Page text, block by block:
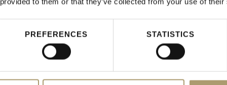
PREFERENCES STATISTICS
2
Ανδρικά Αξεσουάρ